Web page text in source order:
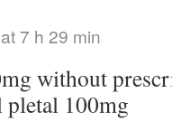
7 h 29 min
without
pletal 100mg